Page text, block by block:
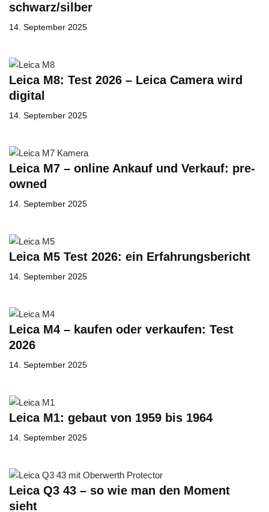
schwarz/silber
14. September 2025
Leica M8: Test 2026 – Leica Camera wird
digital
14. September 2025
Leica M7 – online Ankauf und Verkauf: pre-
owned
14. September 2025
Leica M5 Test 2026: ein Erfahrungsbericht
14. September 2025
Leica M4 – kaufen oder verkaufen: Test
2026
14. September 2025
Leica M1: gebaut von 1959 bis 1964
14. September 2025
Leica Q3 43 – so wie man den Moment
sieht